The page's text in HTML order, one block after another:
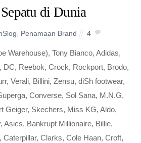
di Dunia
, Penamaan Brand 4
Warehouse), Tony Bianco, Adidas,
DC, Reebok, Crock, Rockport, Brodo,
Verali, Billini, Zensu, diSh footwear,
Converse, Sol Sana, M.N.G,
Geiger, Skechers, Miss KG, Aldo,
Asics, Bankrupt Millionaire, Billie,
Caterpillar, Clarks, Cole Haan, Croft,